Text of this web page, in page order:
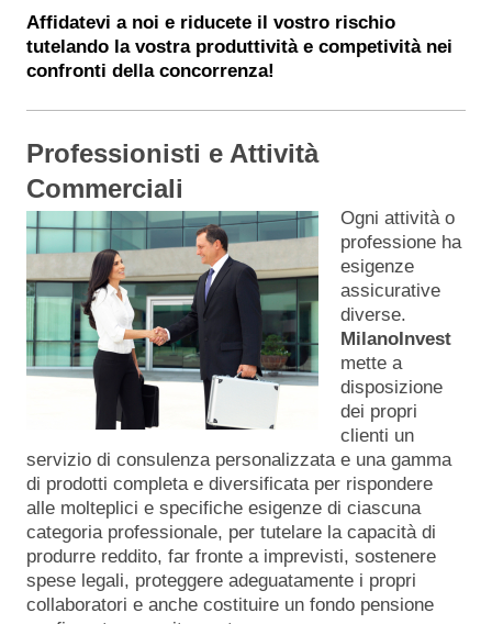
Affidatevi a noi e riducete il vostro rischio
tutelando la vostra produttività e competività nei
confronti della concorrenza!
Professionisti e Attività
Commerciali
Ogni attività o
professione ha
esigenze
assicurative
diverse.
MilanoInvest
mette a
disposizione
dei propri
clienti un
servizio di consulenza personalizzata e una gamma
di prodotti completa e diversificata per rispondere
alle molteplici e specifiche esigenze di ciascuna
categoria professionale, per tutelare la capacità di
produrre reddito, far fronte a imprevisti, sostenere
spese legali, proteggere adeguatamente i propri
collaboratori e anche costituire un fondo pensione